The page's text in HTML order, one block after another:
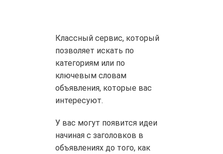
Классный сервис, который
позволяет искать по
категориям или по
ключевым словам
объявления, которые вас
интересуют.
У вас могут появится идеи
начиная с заголовков в
объявлениях до того, как